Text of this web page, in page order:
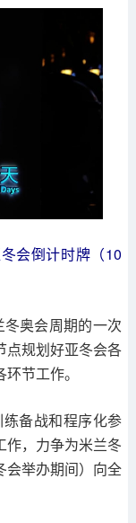
会倒计时牌（10
奥会周期的一次
点规划好亚冬会各
节工作。
备战和程序化参
作，力争为米兰冬
会举办期间）向全